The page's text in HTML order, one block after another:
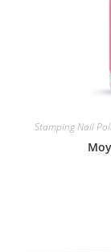
Stamping Nail